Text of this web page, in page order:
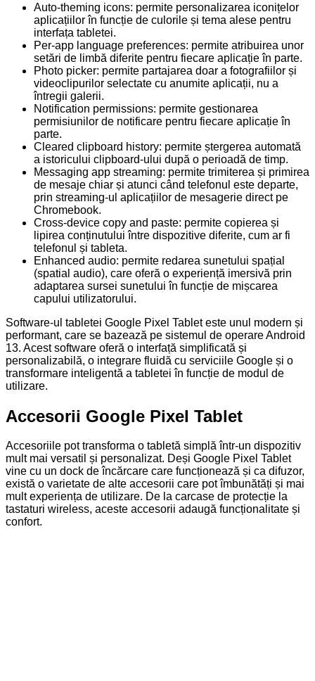
Auto-theming icons: permite personalizarea iconițelor
aplicațiilor în funcție de culorile și tema alese pentru
interfața tabletei.
Per-app language preferences: permite atribuirea unor
setări de limbă diferite pentru fiecare aplicație în parte.
Photo picker: permite partajarea doar a fotografiilor și
videoclipurilor selectate cu anumite aplicații, nu a
întregii galerii.
Notification permissions: permite gestionarea
permisiunilor de notificare pentru fiecare aplicație în
parte.
Cleared clipboard history: permite ștergerea automată
a istoricului clipboard-ului după o perioadă de timp.
Messaging app streaming: permite trimiterea și primirea
de mesaje chiar și atunci când telefonul este departe,
prin streaming-ul aplicațiilor de mesagerie direct pe
Chromebook.
Cross-device copy and paste: permite copierea și
lipirea conținutului între dispozitive diferite, cum ar fi
telefonul și tableta.
Enhanced audio: permite redarea sunetului spațial
(spatial audio), care oferă o experiență imersivă prin
adaptarea sursei sunetului în funcție de mișcarea
capului utilizatorului.
Software-ul tabletei Google Pixel Tablet este unul modern și
performant, care se bazează pe sistemul de operare Android
13. Acest software oferă o interfață simplificată și
personalizabilă, o integrare fluidă cu serviciile Google și o
transformare inteligentă a tabletei în funcție de modul de
utilizare.
Accesorii Google Pixel Tablet
Accesoriile pot transforma o tabletă simplă într-un dispozitiv
mult mai versatil și personalizat. Deși Google Pixel Tablet
vine cu un dock de încărcare care funcționează și ca difuzor,
există o varietate de alte accesorii care pot îmbunătăți și mai
mult experiența de utilizare. De la carcase de protecție la
tastaturi wireless, aceste accesorii adaugă funcționalitate și
confort.